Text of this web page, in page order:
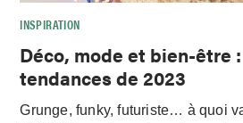
INSPIRATION
Déco, mode et bien-être
tendances de 2023
Grunge, funky, futuriste… à quoi